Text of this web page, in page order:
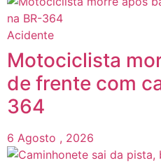
Acidente
Motociclista
de frente com
364
6 Agosto , 2026